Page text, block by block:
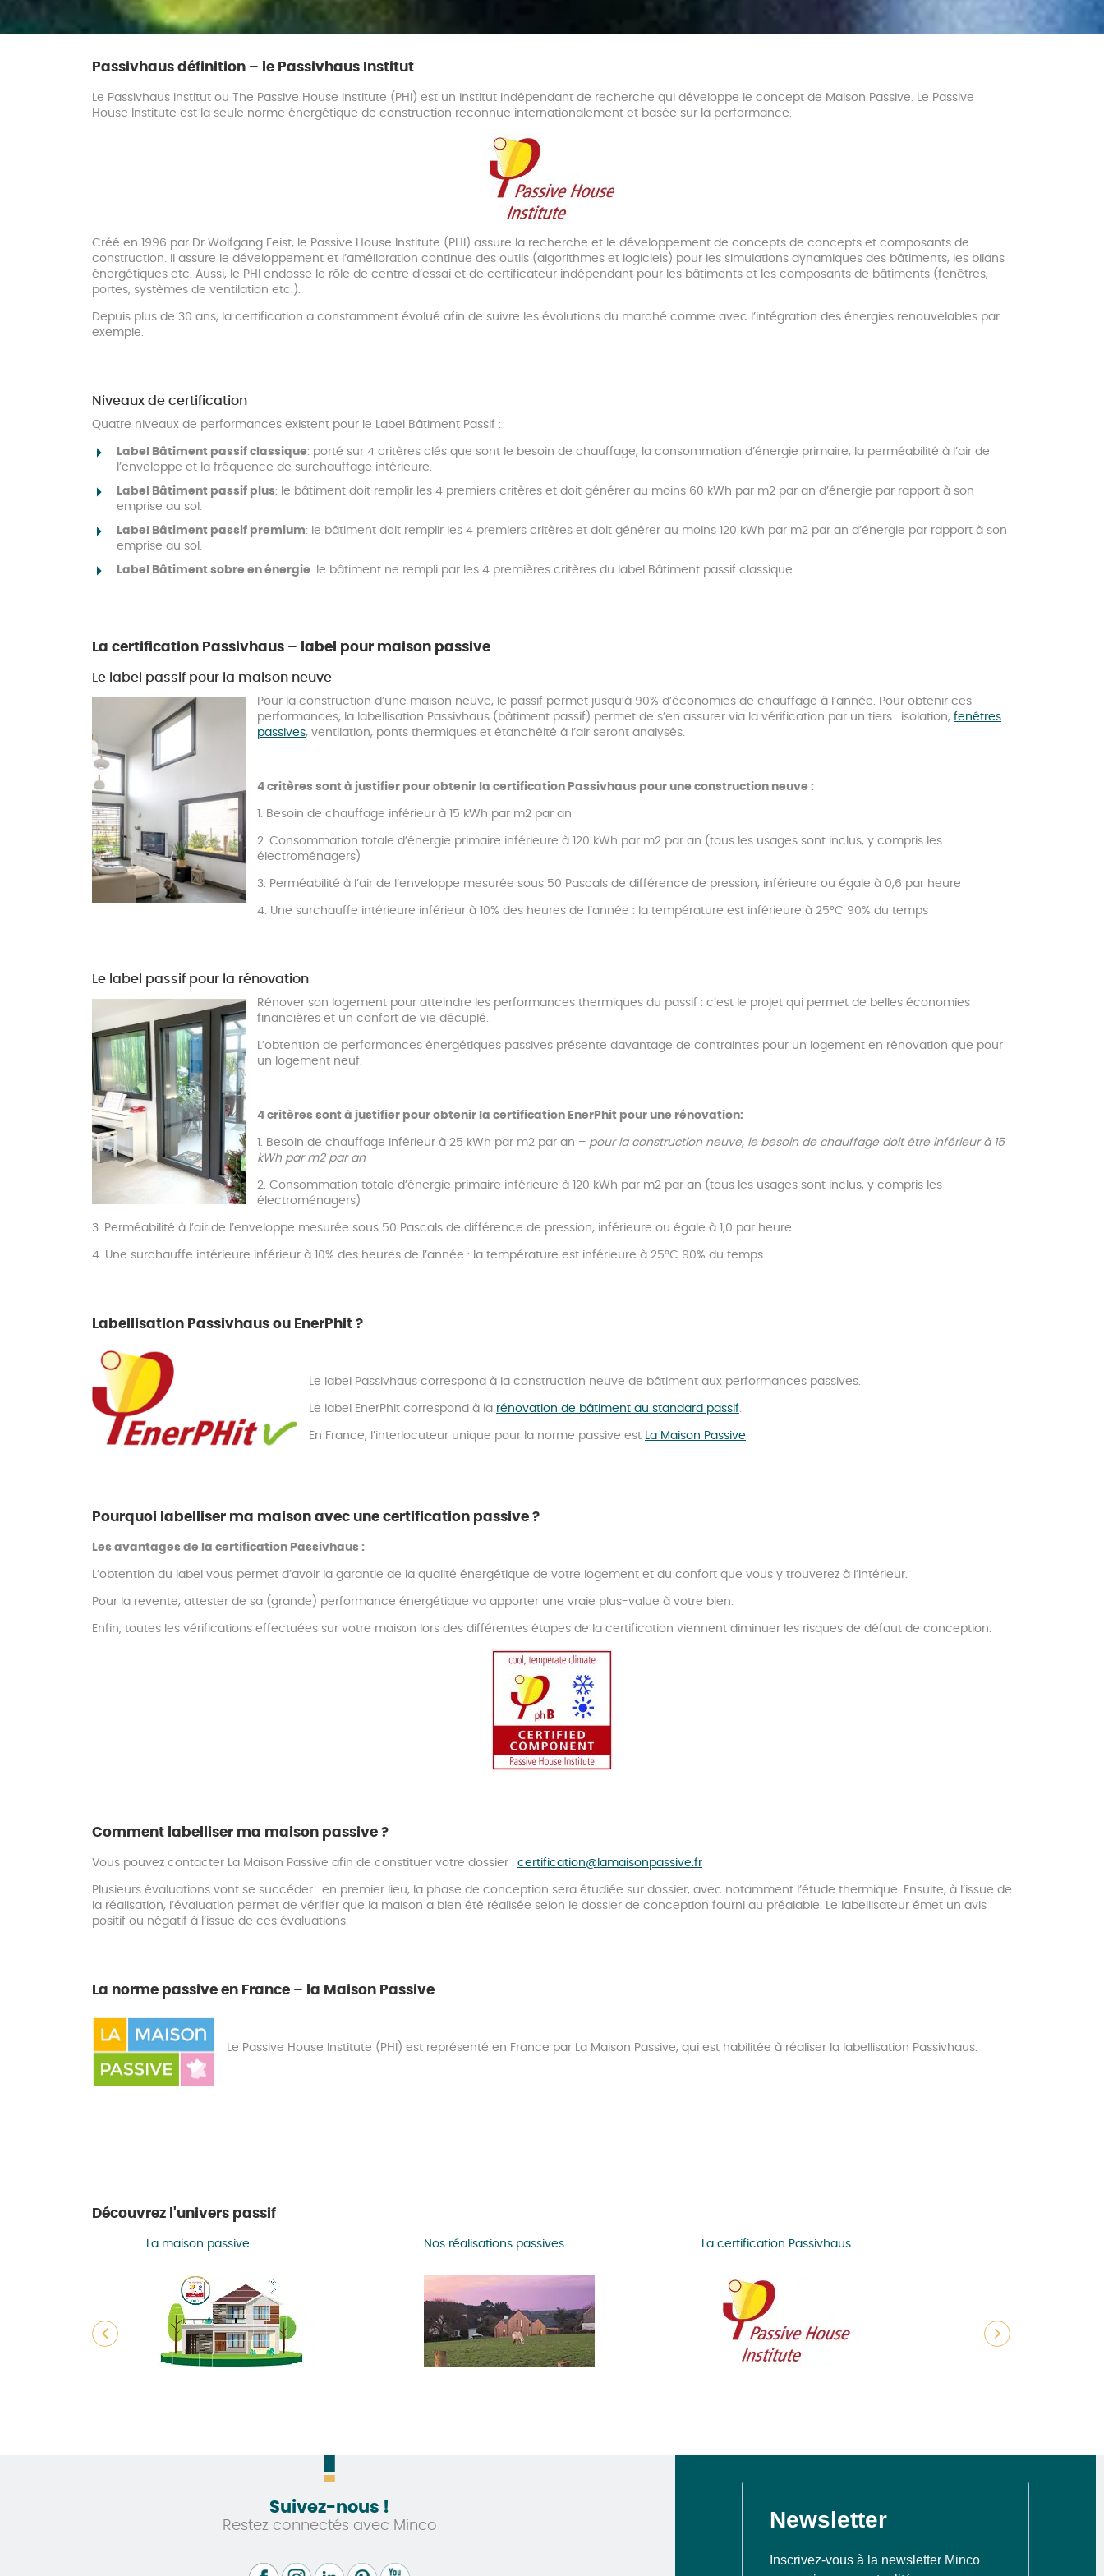
Passivhaus définition – le Passivhaus Institut
Le Passivhaus Institut ou The Passive House Institute (PHI) est un institut indépendant de recherche qui développe le concept de Maison Passive. Le Passive
House Institute est la seule norme énergétique de construction reconnue internationalement et basée sur la performance.
Créé en 1996 par Dr Wolfgang Feist, le Passive House Institute (PHI) assure la recherche et le développement de concepts de concepts et composants de
construction. Il assure le développement et l’amélioration continue des outils (algorithmes et logiciels) pour les simulations dynamiques des bâtiments, les bilans
énergétiques etc. Aussi, le PHI endosse le rôle de centre d’essai et de certificateur indépendant pour les bâtiments et les composants de bâtiments (fenêtres,
portes, systèmes de ventilation etc.).
Depuis plus de 30 ans, la certification a constamment évolué afin de suivre les évolutions du marché comme avec l’intégration des énergies renouvelables par
exemple.
Niveaux de certification
Quatre niveaux de performances existent pour le Label Bâtiment Passif :
Label Bâtiment passif classique: porté sur 4 critères clés que sont le besoin de chauffage, la consommation d’énergie primaire, la perméabilité à l’air de
l’enveloppe et la fréquence de surchauffage intérieure.
Label Bâtiment passif plus: le bâtiment doit remplir les 4 premiers critères et doit générer au moins 60 kWh par m2 par an d’énergie par rapport à son
emprise au sol.
Label Bâtiment passif premium: le bâtiment doit remplir les 4 premiers critères et doit générer au moins 120 kWh par m2 par an d’énergie par rapport à son
emprise au sol.
Label Bâtiment sobre en énergie: le bâtiment ne rempli par les 4 premières critères du label Bâtiment passif classique.
La certification Passivhaus – label pour maison passive
Le label passif pour la maison neuve
Pour la construction d’une maison neuve, le passif permet jusqu’à 90% d’économies de chauffage à l’année. Pour obtenir ces
performances, la labellisation Passivhaus (bâtiment passif) permet de s’en assurer via la vérification par un tiers : isolation, fenêtres
passives, ventilation, ponts thermiques et étanchéité à l’air seront analysés.
4 critères sont à justifier pour obtenir la certification Passivhaus pour une construction neuve :
1. Besoin de chauffage inférieur à 15 kWh par m2 par an
2. Consommation totale d’énergie primaire inférieure à 120 kWh par m2 par an (tous les usages sont inclus, y compris les
électroménagers)
3. Perméabilité à l’air de l’enveloppe mesurée sous 50 Pascals de différence de pression, inférieure ou égale à 0,6 par heure
4. Une surchauffe intérieure inférieur à 10% des heures de l’année : la température est inférieure à 25°C 90% du temps
Le label passif pour la rénovation
Rénover son logement pour atteindre les performances thermiques du passif : c’est le projet qui permet de belles économies
financières et un confort de vie décuplé.
L’obtention de performances énergétiques passives présente davantage de contraintes pour un logement en rénovation que pour
un logement neuf.
4 critères sont à justifier pour obtenir la certification EnerPhit pour une rénovation:
1. Besoin de chauffage inférieur à 25 kWh par m2 par an – pour la construction neuve, le besoin de chauffage doit être inférieur à 15
kWh par m2 par an
2. Consommation totale d’énergie primaire inférieure à 120 kWh par m2 par an (tous les usages sont inclus, y compris les
électroménagers)
3. Perméabilité à l’air de l’enveloppe mesurée sous 50 Pascals de différence de pression, inférieure ou égale à 1,0 par heure
4. Une surchauffe intérieure inférieur à 10% des heures de l’année : la température est inférieure à 25°C 90% du temps
Labellisation Passivhaus ou EnerPhit ?
Le label Passivhaus correspond à la construction neuve de bâtiment aux performances passives.
Le label EnerPhit correspond à la rénovation de bâtiment au standard passif.
En France, l’interlocuteur unique pour la norme passive est La Maison Passive.
Pourquoi labelliser ma maison avec une certification passive ?
Les avantages de la certification Passivhaus :
L’obtention du label vous permet d’avoir la garantie de la qualité énergétique de votre logement et du confort que vous y trouverez à l’intérieur.
Pour la revente, attester de sa (grande) performance énergétique va apporter une vraie plus-value à votre bien.
Enfin, toutes les vérifications effectuées sur votre maison lors des différentes étapes de la certification viennent diminuer les risques de défaut de conception.
Comment labelliser ma maison passive ?
Vous pouvez contacter La Maison Passive afin de constituer votre dossier : certification@lamaisonpassive.fr
Plusieurs évaluations vont se succéder : en premier lieu, la phase de conception sera étudiée sur dossier, avec notamment l’étude thermique. Ensuite, à l’issue de
la réalisation, l’évaluation permet de vérifier que la maison a bien été réalisée selon le dossier de conception fourni au préalable. Le labellisateur émet un avis
positif ou négatif à l’issue de ces évaluations.
La norme passive en France – la Maison Passive
Le Passive House Institute (PHI) est représenté en France par La Maison Passive, qui est habilitée à réaliser la labellisation Passivhaus.
Découvrez l'univers passif
La maison passive Nos réalisations passives La certification Passivhaus
Suivez-nous !
Restez connectés avec Minco Newsletter
Inscrivez-vous à la newsletter Minco